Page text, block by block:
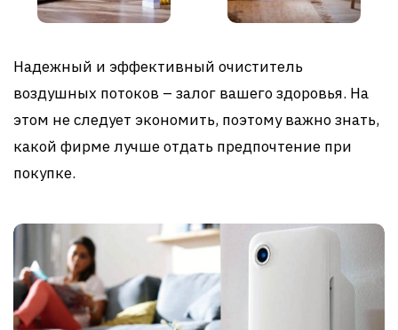
Надежный и эффективный очиститель
воздушных потоков – залог вашего здоровья. На
этом не следует экономить, поэтому важно знать,
какой фирме лучше отдать предпочтение при
покупке.